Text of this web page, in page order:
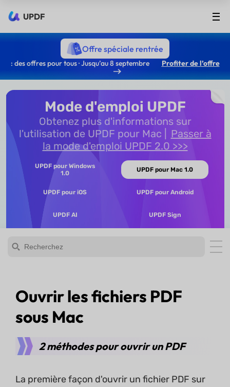
UPDF
Offre spéciale rentrée
: des offres pour tous · Jusqu’au 8 septembre Profiter de l’offre
Mode d'emploi UPDF
Obtenez plus d'informations sur
l'utilisation de UPDF pour Mac
Passer à
la mode d'emploi UPDF 2.0 >>>
UPDF pour Windows
1.0
UPDF pour Mac 1.0
UPDF pour iOS UPDF pour Android
UPDF AI UPDF Sign
Ouvrir les fichiers PDF
sous Mac
2 méthodes pour ouvrir un PDF
La première façon d'ouvrir un fichier PDF sur